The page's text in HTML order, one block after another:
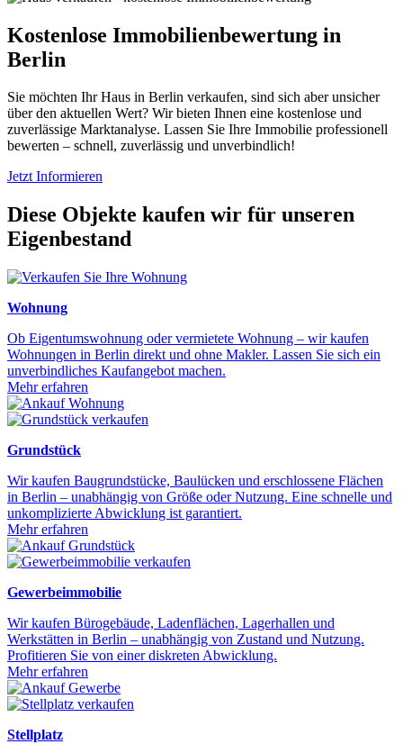
Kostenlose Immobilienbewertung in
Berlin
Sie möchten Ihr Haus in Berlin verkaufen, sind sich aber unsicher
über den aktuellen Wert? Wir bieten Ihnen eine kostenlose und
zuverlässige Marktanalyse. Lassen Sie Ihre Immobilie professionell
bewerten – schnell, zuverlässig und unverbindlich!
Jetzt Informieren
Diese Objekte kaufen wir für unseren
Eigenbestand
Wohnung
Ob Eigentumswohnung oder vermietete Wohnung – wir kaufen
Wohnungen in Berlin direkt und ohne Makler. Lassen Sie sich ein
unverbindliches Kaufangebot machen.
Mehr erfahren
Grundstück
Wir kaufen Baugrundstücke, Baulücken und erschlossene Flächen
in Berlin – unabhängig von Größe oder Nutzung. Eine schnelle und
unkomplizierte Abwicklung ist garantiert.
Mehr erfahren
Gewerbeimmobilie
Wir kaufen Bürogebäude, Ladenflächen, Lagerhallen und
Werkstätten in Berlin – unabhängig von Zustand und Nutzung.
Profitieren Sie von einer diskreten Abwicklung.
Mehr erfahren
Stellplatz